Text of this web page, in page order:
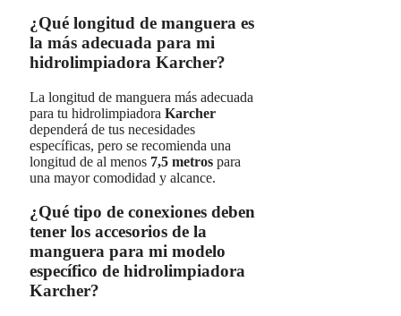
¿Qué longitud de manguera es
la más adecuada para mi
hidrolimpiadora Karcher?
La longitud de manguera más adecuada
para tu hidrolimpiadora Karcher
dependerá de tus necesidades
específicas, pero se recomienda una
longitud de al menos 7,5 metros para
una mayor comodidad y alcance.
¿Qué tipo de conexiones deben
tener los accesorios de la
manguera para mi modelo
específico de hidrolimpiadora
Karcher?